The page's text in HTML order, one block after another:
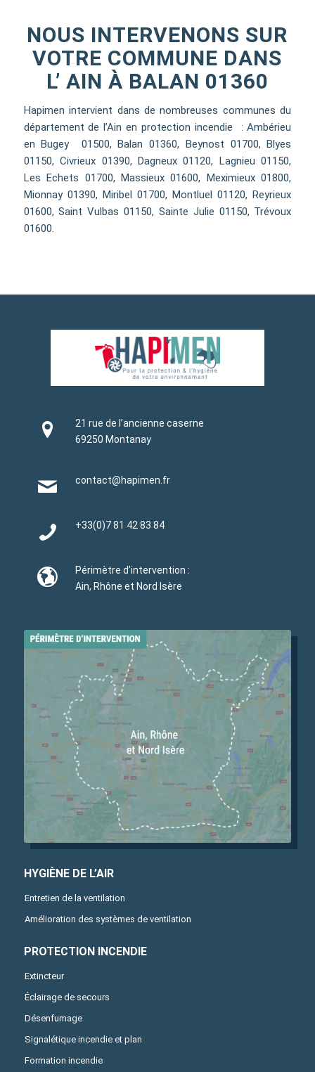
NOUS INTERVENONS SUR
VOTRE COMMUNE DANS
L’ AIN À BALAN 01360
Hapimen intervient dans de nombreuses communes du
département de l’Ain en protection incendie : Ambérieu
en Bugey 01500, Balan 01360, Beynost 01700, Blyes
01150, Civrieux 01390, Dagneux 01120, Lagnieu 01150,
Les Echets 01700, Massieux 01600, Meximieux 01800,
Mionnay 01390, Miribel 01700, Montluel 01120, Reyrieux
01600, Saint Vulbas 01150, Sainte Julie 01150, Trévoux
01600.
21 rue de l’ancienne caserne
69250 Montanay
contact@hapimen.fr
+33(0)7 81 42 83 84
Périmètre d’intervention :
Ain, Rhône et Nord Isère
HYGIÈNE DE L’AIR
Entretien de la ventilation
Amélioration des systèmes de ventilation
PROTECTION INCENDIE
Extincteur
Éclairage de secours
Désenfumage
Signalétique incendie et plan
Formation incendie